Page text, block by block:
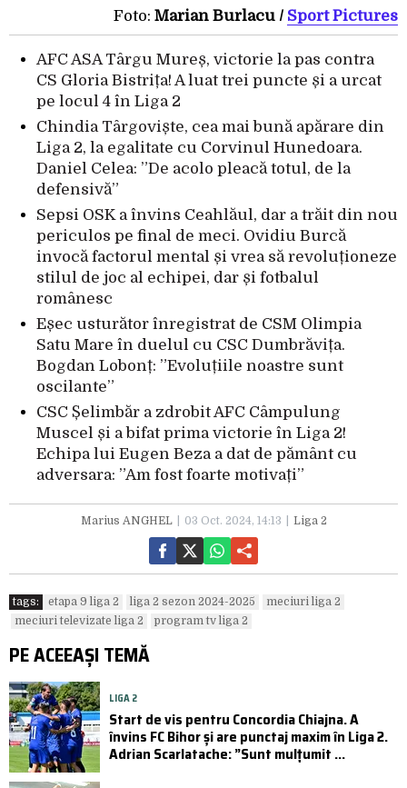
Foto: Marian Burlacu / Sport Pictures
AFC ASA Târgu Mureș, victorie la pas contra
CS Gloria Bistrița! A luat trei puncte și a urcat
pe locul 4 în Liga 2
Chindia Târgoviște, cea mai bună apărare din
Liga 2, la egalitate cu Corvinul Hunedoara.
Daniel Celea: ”De acolo pleacă totul, de la
defensivă”
Sepsi OSK a învins Ceahlăul, dar a trăit din nou
periculos pe final de meci. Ovidiu Burcă
invocă factorul mental și vrea să revoluționeze
stilul de joc al echipei, dar și fotbalul
românesc
Eșec usturător înregistrat de CSM Olimpia
Satu Mare în duelul cu CSC Dumbrăvița.
Bogdan Lobonț: ”Evoluțiile noastre sunt
oscilante”
CSC Șelimbăr a zdrobit AFC Câmpulung
Muscel și a bifat prima victorie în Liga 2!
Echipa lui Eugen Beza a dat de pământ cu
adversara: ”Am fost foarte motivați”
Marius ANGHEL 03 Oct. 2024, 14:13 Liga 2
tags: etapa 9 liga 2 liga 2 sezon 2024-2025
meciuri liga 2
meciuri televizate liga 2
program tv liga 2
PE ACEEAȘI TEMĂ
LIGA 2
Start de vis pentru Concordia Chiajna. A
învins FC Bihor și are punctaj maxim în Liga 2.
Adrian Scarlatache: ”Sunt mulțumit ...